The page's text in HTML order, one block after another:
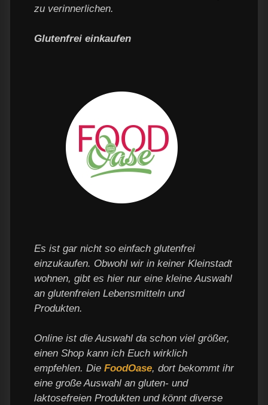
zu verinnerlichen.
Glutenfrei einkaufen
Es ist gar nicht so einfach glutenfrei
einzukaufen. Obwohl wir in keiner Kleinstadt
wohnen, gibt es hier nur eine kleine Auswahl
an glutenfreien Lebensmitteln und
Produkten.
Online ist die Auswahl da schon viel größer,
einen Shop kann ich Euch wirklich
empfehlen. Die FoodOase, dort bekommt ihr
eine große Auswahl an gluten- und
laktosefreien Produkten und könnt diverse